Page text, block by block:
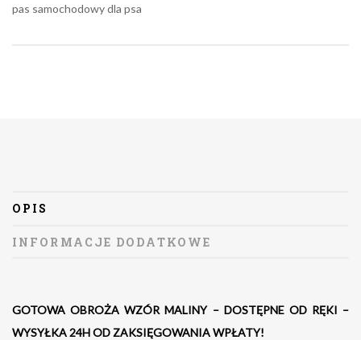
pas samochodowy dla psa
OPIS
INFORMACJE DODATKOWE
GOTOWA OBROŻA WZÓR MALINY – DOSTĘPNE OD RĘKI –
WYSYŁKA 24H OD ZAKSIĘGOWANIA WPŁATY!